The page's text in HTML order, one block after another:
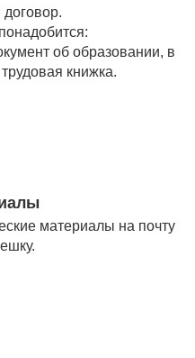
об образовании, в
книжка.
материалы на почту